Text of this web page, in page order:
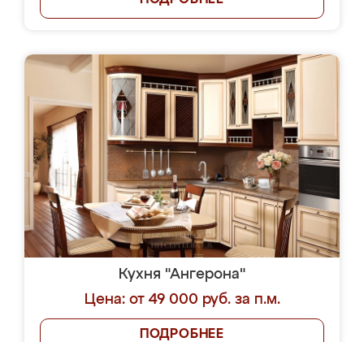
Кухня "Ангерона"
Цена: от 49 000 руб. за п.м.
ПОДРОБНЕЕ